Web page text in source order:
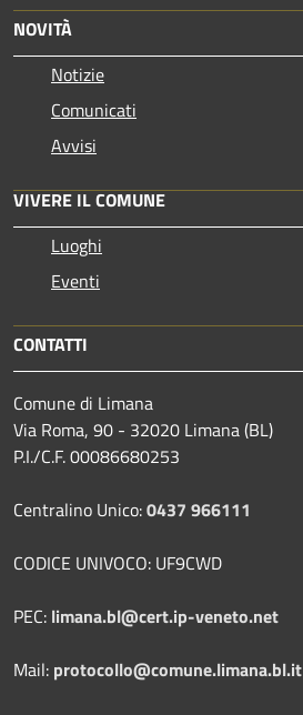
NOVITÀ
Notizie
Comunicati
Avvisi
VIVERE IL COMUNE
Luoghi
Eventi
CONTATTI
Comune di Limana
Via Roma, 90 - 32020 Limana (BL)
P.I./C.F. 00086680253
Centralino Unico:0437 966111
CODICE UNIVOCO: UF9CWD
PEC: limana.bl@cert.ip-veneto.net
Mail: protocollo@comune.limana.bl.it